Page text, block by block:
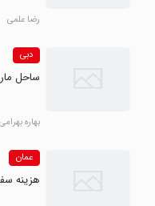
رضا علمی
دبی
ساحل
بهاره بهرامی
عمان
هزینه